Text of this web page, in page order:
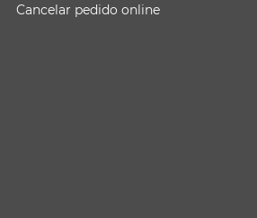
Cancelar pedido online